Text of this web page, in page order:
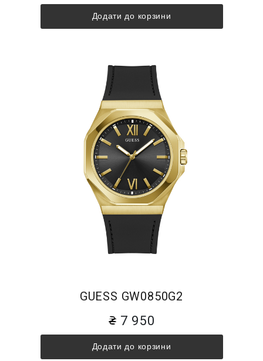
Додати до корзини
GUESS GW0850G2
7 950
Додати до корзини